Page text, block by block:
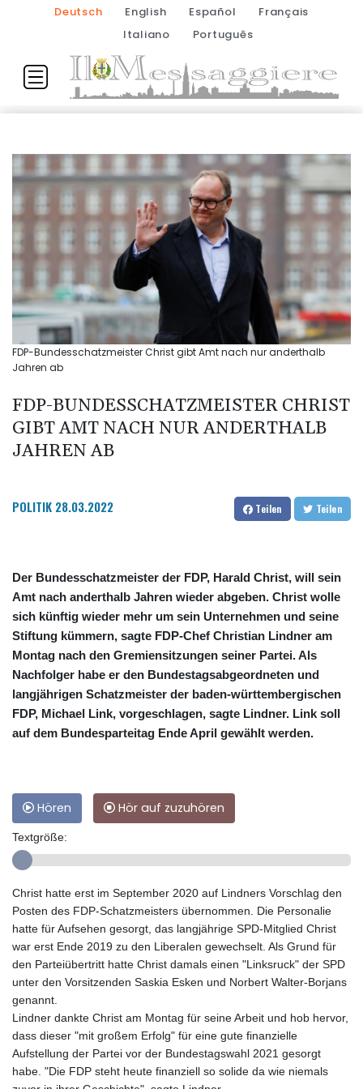
Deutsch English Español
Français
Italiano
Português
FDP-Bundesschatzmeister Christ gibt Amt nach nur anderthalb
Jahren ab
FDP-BUNDESSCHATZMEISTER CHRIST
GIBT AMT NACH NUR ANDERTHALB
JAHREN AB
POLITIK 28.03.2022 Teilen Teilen
Der Bundesschatzmeister der FDP, Harald Christ, will sein
Amt nach anderthalb Jahren wieder abgeben. Christ wolle
sich künftig wieder mehr um sein Unternehmen und seine
Stiftung kümmern, sagte FDP-Chef Christian Lindner am
Montag nach den Gremiensitzungen seiner Partei. Als
Nachfolger habe er den Bundestagsabgeordneten und
langjährigen Schatzmeister der baden-württembergischen
FDP, Michael Link, vorgeschlagen, sagte Lindner. Link soll
auf dem Bundesparteitag Ende April gewählt werden.
Hören Hör auf zuzuhören
Textgröße:
Christ hatte erst im September 2020 auf Lindners Vorschlag den
Posten des FDP-Schatzmeisters übernommen. Die Personalie
hatte für Aufsehen gesorgt, das langjährige SPD-Mitglied Christ
war erst Ende 2019 zu den Liberalen gewechselt. Als Grund für
den Parteiübertritt hatte Christ damals einen "Linksruck" der SPD
unter den Vorsitzenden Saskia Esken und Norbert Walter-Borjans
genannt.
Lindner dankte Christ am Montag für seine Arbeit und hob hervor,
dass dieser "mit großem Erfolg" für eine gute finanzielle
Aufstellung der Partei vor der Bundestagswahl 2021 gesorgt
habe. "Die FDP steht heute finanziell so solide da wie niemals